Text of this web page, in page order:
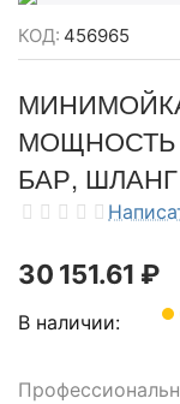
КОД: 456965
МОЩНОСТЬ
БАР,
30 151.61 ₽
В наличии: